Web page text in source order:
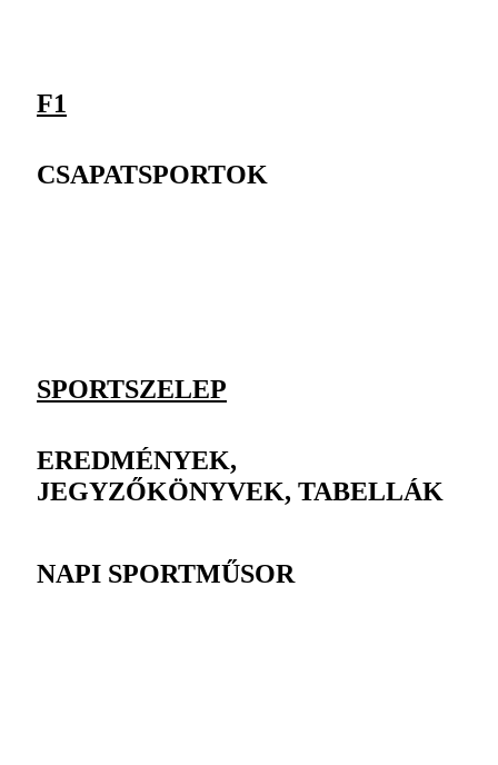
F1
CSAPATSPORTOK
SPORTSZELEP
EREDMÉNYEK,
JEGYZŐKÖNYVEK, TABELLÁK
NAPI SPORTMŰSOR